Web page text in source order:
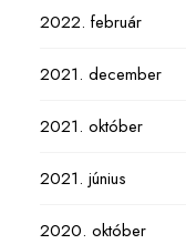
2022. február
2021. december
2021. október
2021. június
2020. október